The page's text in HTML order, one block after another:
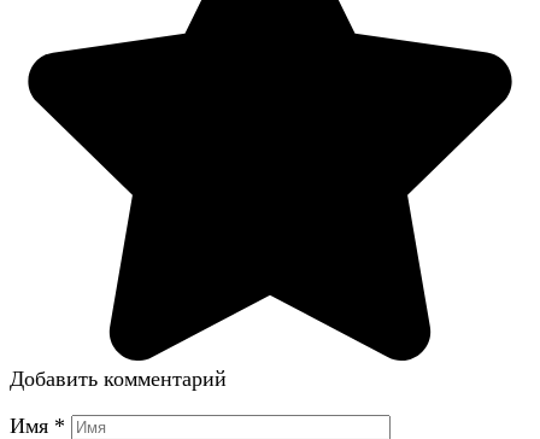
Добавить комментарий
Имя *